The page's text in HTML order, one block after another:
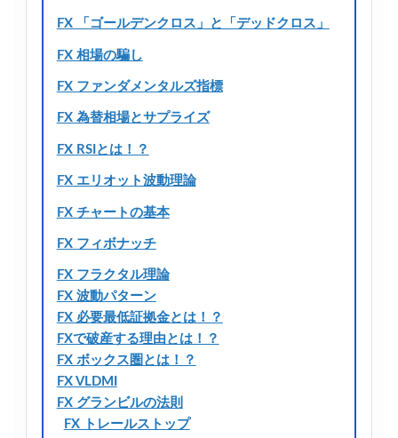
FX 「ゴールデンクロス」と「デッドクロス」
FX 相場の騙し
FX ファンダメンタルズ指標
FX 為替相場とサプライズ
FX RSIとは！？
FX エリオット波動理論
FX チャートの基本
FX フィボナッチ
FX フラクタル理論
FX 波動パターン
FX 必要最低証拠金とは！？
FXで破産する理由とは！？
FX ボックス圏とは！？
FX VLDMI
FX グランビルの法則
FX トレールストップ